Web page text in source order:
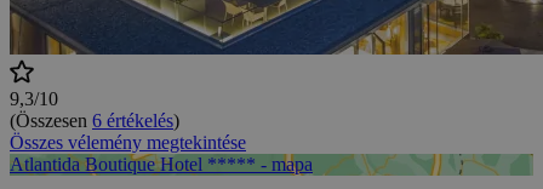
9,3/10
(Összesen 6 értékelés)
Összes vélemény megtekintése
Atlantida Boutique Hotel ***** - mapa